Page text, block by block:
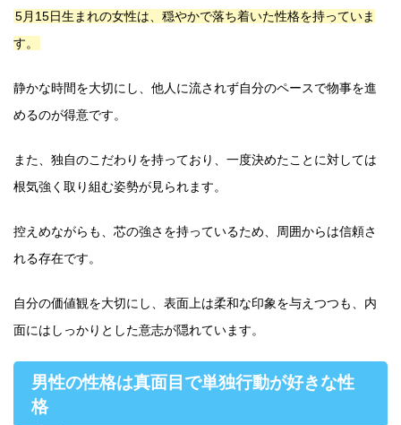
5月15日生まれの女性は、穏やかで落ち着いた性格を持っていま
す。
静かな時間を大切にし、他人に流されず自分のペースで物事を進
めるのが得意です。
また、独自のこだわりを持っており、一度決めたことに対しては
根気強く取り組む姿勢が見られます。
控えめながらも、芯の強さを持っているため、周囲からは信頼さ
れる存在です。
自分の価値観を大切にし、表面上は柔和な印象を与えつつも、内
面にはしっかりとした意志が隠れています。
男性の性格は真面目で単独行動が好きな性
格